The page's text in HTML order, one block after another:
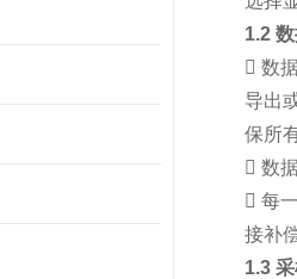
1.2
数
导出
保所
 数
每
接补
1.3